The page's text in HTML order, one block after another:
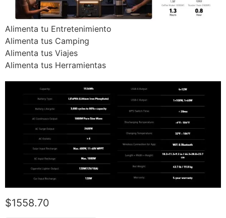
Alimenta tu Entretenimiento
Alimenta tus Camping
Alimenta tus Viajes
Alimenta tus Herramientas
$1558.70